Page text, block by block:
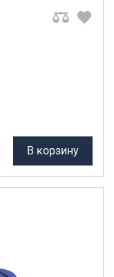
В корзину